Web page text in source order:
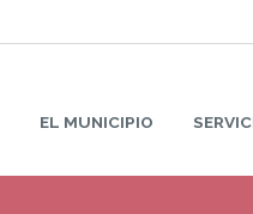
EL MUNICIPIO